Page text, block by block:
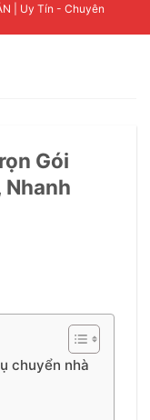
| Uy Tín - Chuyên
Gói
Nhanh
chuyển nhà